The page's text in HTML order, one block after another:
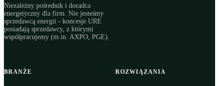
Niezależny pośrednik i doradca
energetyczny dla firm. Nie jesteśmy
sprzedawcą energii - koncesje URE
posiadają sprzedawcy, z którymi
współpracujemy (m.in. AXPO, PGE).
BRANŻE ROZWIĄZANIA